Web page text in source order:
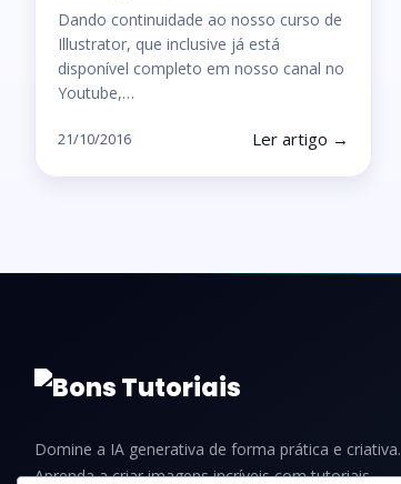
Dando continuidade ao nosso curso de
Illustrator, que inclusive já está
disponível completo em nosso canal no
Youtube,…
21/10/2016 Ler artigo →
Domine a IA generativa de forma prática e criativa.
Aprenda a criar imagens incríveis com tutoriais,